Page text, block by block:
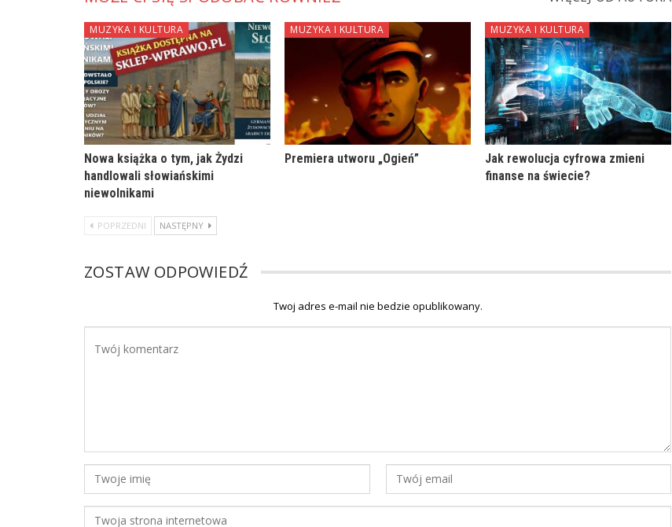
MUZYKA I KULTURA
Nowa książka o tym, jak Żydzi
handlowali słowiańskimi
niewolnikami
MUZYKA I KULTURA
Premiera utworu „Ogień”
MUZYKA I KULTURA
Jak rewolucja cyfrowa zmieni
finanse na świecie?
POPRZEDNI NASTĘPNY
ZOSTAW ODPOWIEDŹ
Twoj adres e-mail nie bedzie opublikowany.